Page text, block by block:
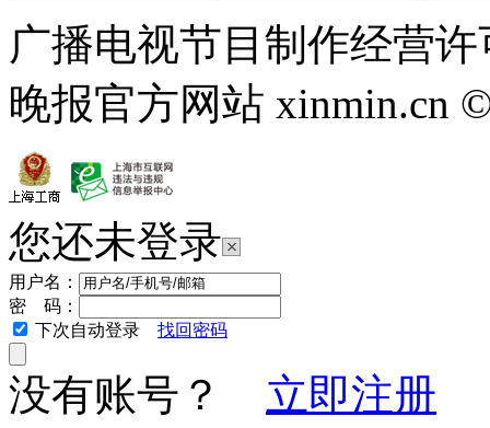
广播电视节目制作经营
晚报官方网站 xinmin.cn
您还未登录
用户名：
密 码：
下次自动登录 找回密码
没有账号？ 立即注册